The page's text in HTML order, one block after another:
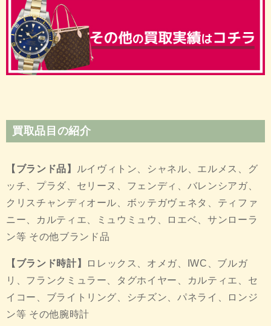
買取品目の紹介
【ブランド品】
ルイヴィトン、シャネル、エルメス、グ
ッチ、プラダ、セリーヌ、フェンディ、バレンシアガ、
クリスチャンディオール、ボッテガヴェネタ、ティファ
ニー、カルティエ、ミュウミュウ、ロエベ、サンローラ
ン等 その他ブランド品
【ブランド時計】
ロレックス、オメガ、IWC、ブルガ
リ、フランクミュラー、タグホイヤー、カルティエ、セ
イコー、ブライトリング、シチズン、パネライ、ロンジ
ン等 その他腕時計